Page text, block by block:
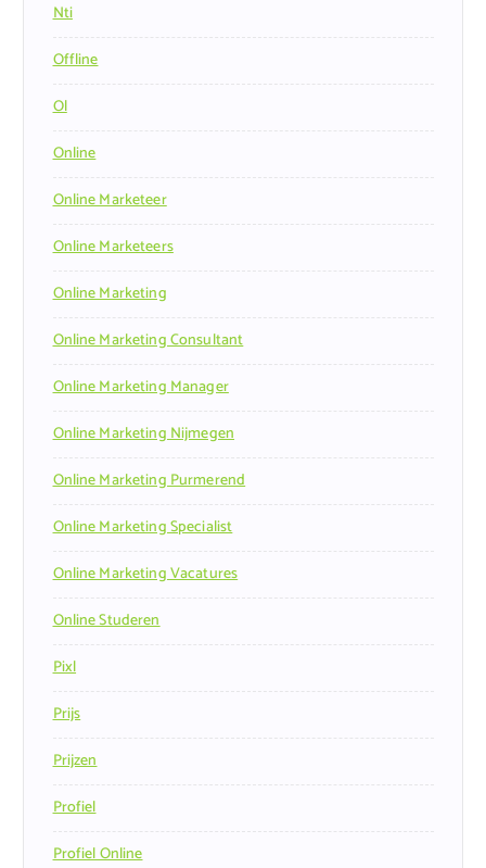
Nti
Offline
Ol
Online
Online Marketeer
Online Marketeers
Online Marketing
Online Marketing Consultant
Online Marketing Manager
Online Marketing Nijmegen
Online Marketing Purmerend
Online Marketing Specialist
Online Marketing Vacatures
Online Studeren
Pixl
Prijs
Prijzen
Profiel
Profiel Online